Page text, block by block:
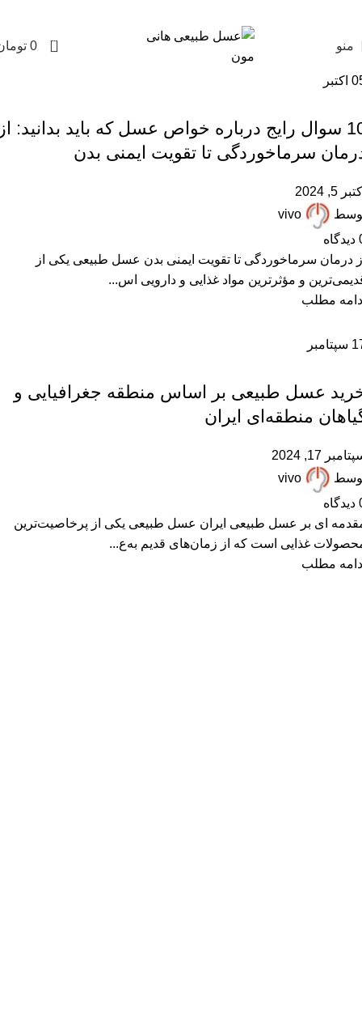
منو 0
0
اکتبر
10 سوال رایج درباره خواص عسل که باید بدانید:
سرماخوردگی تا تقویت ایمنی بدن
5, 2024
vivo
دیدگاه
درمان سرماخوردگی تا تقویت ایمنی بدن عسل طبیعی یکی از
و مؤثرترین مواد غذایی و دارویی اس...
مطلب
سپتامبر
عسل طبیعی بر اساس منطقه جغرافیایی و
منطقه‌ای ایران
17, 2024
vivo
دیدگاه
ای بر عسل طبیعی ایران عسل طبیعی یکی از پرخاصیت‌ترین
غذایی است که از زمان‌های قدیم به‌ع...
مطلب